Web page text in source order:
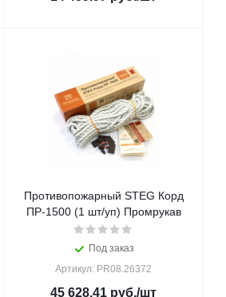
Противопожарный STEG Корд
ПР-1500 (1 шт/уп) Промрукав
Под заказ
Артикул: PR08.26372
45 628.41 руб./шт